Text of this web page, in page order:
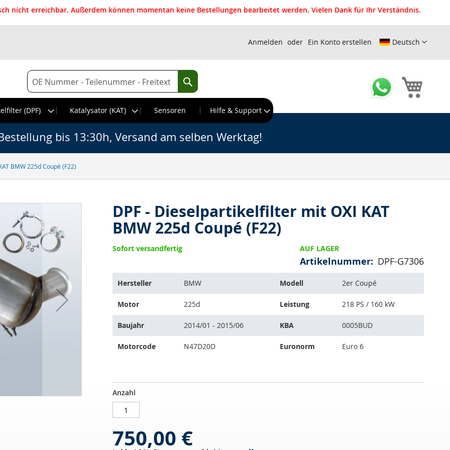
nicht erreichbar. Außerdem können momentan keine Bestellungen bearbeitet werden. Vielen Dank für Ihr Verständnis.
Deutsch
Anmelden Ein Konto erstellen
Suche
Suche
(DPF)
Katalysator (KAT) Sensoren Hilfe & Support
BMW 225d Coupé (F22)
bis 13:30h, Versand am selben Werktag!
DPF - Dieselpartikelfilter mit OXI KAT
BMW 225d Coupé (F22)
AUF LAGER
Artikelnummer DPF-G7306
Sofort versandfertig
Artikel
auf
folgende
Fahrzeuge:
Hersteller BMW Modell 2er Coupé
Motor 225d Leistung 218 PS / 160 kW
Baujahr 2014/01 - 2015/06 KBA 0005BUD
Motorcode N47D20D Euronorm Euro 6
DPF
-
Dieselpartikelfilter
OXI
KAT
AUF
LAGER
Anzahl
750,00 €